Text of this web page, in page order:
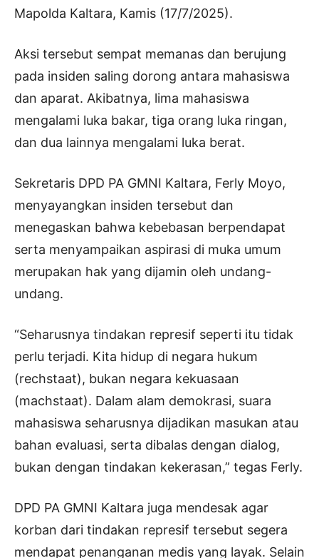
Mapolda Kaltara, Kamis (17/7/2025).
Aksi tersebut sempat memanas dan berujung
pada insiden saling dorong antara mahasiswa
dan aparat. Akibatnya, lima mahasiswa
mengalami luka bakar, tiga orang luka ringan,
dan dua lainnya mengalami luka berat.
Sekretaris DPD PA GMNI Kaltara, Ferly Moyo,
menyayangkan insiden tersebut dan
menegaskan bahwa kebebasan berpendapat
serta menyampaikan aspirasi di muka umum
merupakan hak yang dijamin oleh undang-
undang.
“Seharusnya tindakan represif seperti itu tidak
perlu terjadi. Kita hidup di negara hukum
(rechstaat), bukan negara kekuasaan
(machstaat). Dalam alam demokrasi, suara
mahasiswa seharusnya dijadikan masukan atau
bahan evaluasi, serta dibalas dengan dialog,
bukan dengan tindakan kekerasan,” tegas Ferly.
DPD PA GMNI Kaltara juga mendesak agar
korban dari tindakan represif tersebut segera
mendapat penanganan medis yang layak. Selain